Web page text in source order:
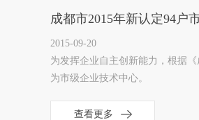
成都市2015年新认定94户
2015-09-20
为发挥企业自主创新能力，根据
为市级企业技术中心。
查看更多